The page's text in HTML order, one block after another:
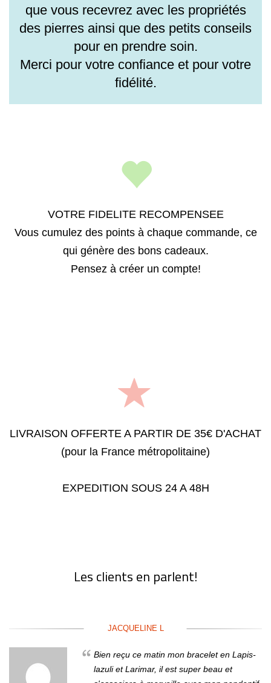
que vous recevrez avec les propriétés
des pierres ainsi que des petits conseils
pour en prendre soin.
Merci pour votre confiance et pour votre
fidélité.
VOTRE FIDELITE RECOMPENSEE
Vous cumulez des points à chaque commande, ce
qui génère des bons cadeaux.
Pensez à créer un compte!
LIVRAISON OFFERTE A PARTIR DE 35€ D'ACHAT
(pour la France métropolitaine)
EXPEDITION SOUS 24 A 48H
Les clients en parlent!
JACQUELINE L
Bien reçu ce matin mon bracelet en Lapis-
lazuli et Larimar, il est super beau et